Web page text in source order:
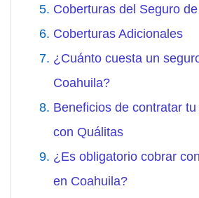
Coberturas del Seguro
Coberturas Adicionales
¿Cuánto cuesta un
Coahuila?
Beneficios de contratar
con Quálitas
¿Es obligatorio cobrar
en Coahuila?